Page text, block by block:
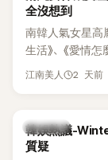
全沒想到
南韓人氣女星高
生活》、《愛情
作品，躍升為韓
細身材下的超狂
傻直呼：「原來
江南美人 2 天前
熱議討論
韓娛熱議-
質疑